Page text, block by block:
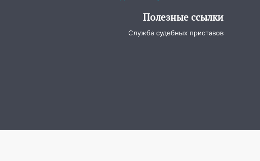
Полезные ссылки
Служба судебных приставов